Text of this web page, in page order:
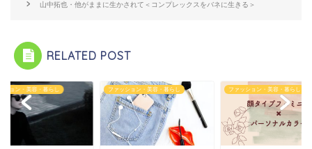
山中拓也・他がままに生かされて＜コンプレックスをバネに生きる＞
RELATED POST
ション・美容・暮らし ファッション・美容・暮らし ファッション・美容・暮らし